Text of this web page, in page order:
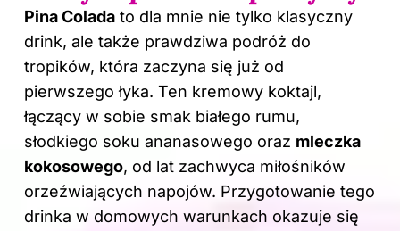
Pina Colada to dla mnie nie tylko klasyczny
drink, ale także prawdziwa podróż do
tropików, która zaczyna się już od
pierwszego łyka. Ten kremowy koktajl,
łączący w sobie smak białego rumu,
słodkiego soku ananasowego oraz mleczka
kokosowego, od lat zachwyca miłośników
orzeźwiających napojów. Przygotowanie tego
drinka w domowych warunkach okazuje się